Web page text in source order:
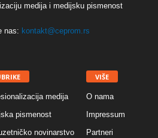
medija i medijsku pismenost
nas: kontakt@ceprom.rs
medija
pismenost
novinarstvo
VIŠE
O nama
Impressum
Partneri